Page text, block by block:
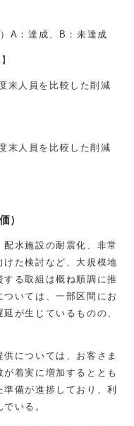
A：達成、B：未達成
末人員を比較した削減
末人員を比較した削減
）
水施設の耐震化、非常
た検討など、大規模地
る取組は概ね順調に推
いては、一部区間にお
が生じているものの、
については、お客さま
着実に増加するととも
備が進捗しており、利
いる。